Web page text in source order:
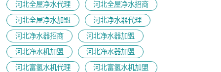
河北全屋净水代理
河北全屋净水招商
河北全屋净水加盟
河北净水器代理
河北净水器招商
河北净水器加盟
河北净水机加盟
河北净水器加盟
河北富氢水机代理
河北富氢水机加盟